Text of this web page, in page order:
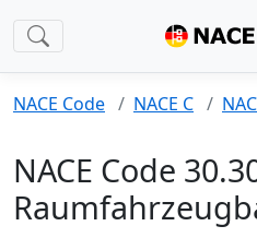
NACE Code NACE C
NACE Code